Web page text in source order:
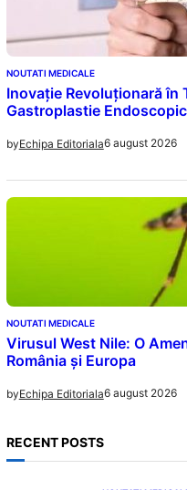
NOUTATI MEDICALE
Inovație Revoluționară în
Gastroplastie
byEchipa Editoriala6 august 2026
NOUTATI MEDICALE
Virusul West Nile: O
România și Europa
byEchipa Editoriala6 august 2026
RECENT POSTS